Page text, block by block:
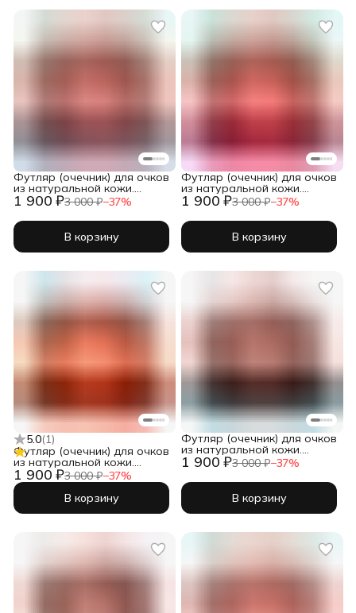
1 900 ₽3 000 ₽−37%
Футляр (очечник) для очков
из натуральной кожи.
Бордовый. Кейс для очков
В корзину
1 900 ₽3 000 ₽−37%
Футляр (очечник) для очков
из натуральной кожи.
Красный. Кейс для очков
В корзину
5.0(1)
1 900 ₽3 000 ₽−37%
Футляр (очечник) для очков
из натуральной кожи.
Оранжевый. Кейс для очков
В корзину
1 900 ₽3 000 ₽−37%
Футляр (очечник) для очков
из натуральной кожи.
Черный крокодил
В корзину